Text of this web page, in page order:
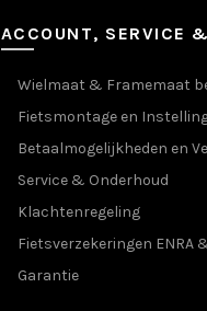
ACCOUNT, SERVICE
Wielmaat & Framemaat
Fietsmontage en
Betaalmogelijkheden en
Service & Onderhoud
Klachtenregeling
Fietsverzekeringen ENRA
Garantie